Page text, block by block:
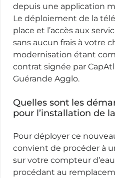
depuis une application
Le déploiement de la
place et l’accès aux
sans aucun frais à votre
modernisation étant
contrat signée par
Guérande Agglo.
Quelles sont les
pour l’installation de
Pour déployer ce
convient de procéder à
sur votre compteur
procédant au